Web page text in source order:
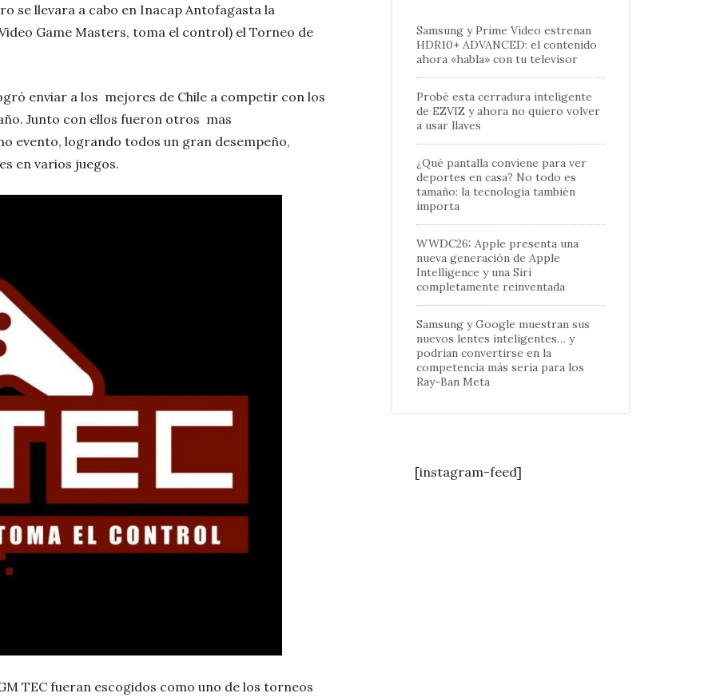
se llevara a cabo en Inacap Antofagasta la
Game Masters, toma el control) el Torneo de
enviar a los mejores de Chile a competir con los
Junto con ellos fueron otros mas
evento, logrando todos un gran desempeño,
en varios juegos.
TEC fueran escogidos como uno de los torneos
Samsung y Prime Video estrenan
HDR10+ ADVANCED: el contenido
ahora «habla» con tu televisor
Probé esta cerradura inteligente
de EZVIZ y ahora no quiero volver
a usar llaves
¿Qué pantalla conviene para ver
deportes en casa? No todo es
tamaño: la tecnología también
importa
WWDC26: Apple presenta una
nueva generación de Apple
Intelligence y una Siri
completamente reinventada
Samsung y Google muestran sus
nuevos lentes inteligentes… y
podrían convertirse en la
competencia más seria para los
Ray-Ban Meta
[instagram-feed]